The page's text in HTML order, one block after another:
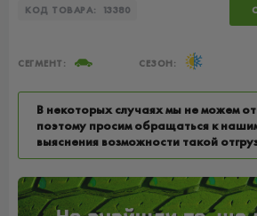
КОД ТОВАРА: 13380
СЕГМЕНТ: СЕЗОН:
В некоторых случаях мы не можем
поэтому просим обращаться к
выяснения возможности такой